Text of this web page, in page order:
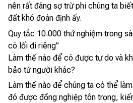
nên rất đáng sợ trừ phi chúng ta
đất khó đoán định ấy.
Quy tắc 10.000 thử nghiệm trong
có lối đi riêng”
Làm thế nào để có được tự do và
bảo từ người khác?
Làm thế nào để chúng ta có thể
đó được đồng nghiệp tôn trọng,